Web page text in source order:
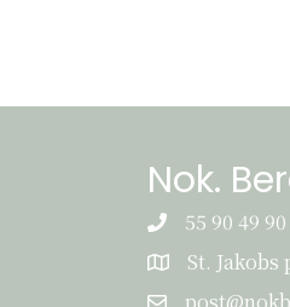
Nok.
55 90 49 90
St. Jakobs
St. Jakobs